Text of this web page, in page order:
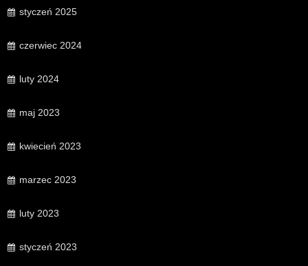
styczeń 2025
czerwiec 2024
luty 2024
maj 2023
kwiecień 2023
marzec 2023
luty 2023
styczeń 2023